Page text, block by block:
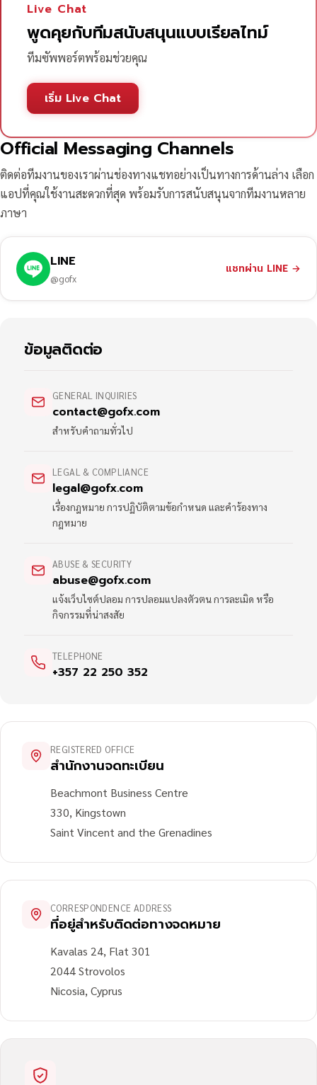
Live Chat
พูดคุยกับทีมสนับสนุนแบบเรียลไทม์
ทีมซัพพอร์ตพร้อมช่วยคุณ
เริ่ม Live Chat
Official Messaging Channels
ติดต่อทีมงานของเราผ่านช่องทางแชทอย่างเป็นทางการด้านล่าง เลือก
แอปที่คุณใช้งานสะดวกที่สุด พร้อมรับการสนับสนุนจากทีมงานหลาย
ภาษา
LINE
@gofx
แชทผ่าน LINE →
ข้อมูลติดต่อ
GENERAL INQUIRIES
contact@gofx.com
สำหรับคำถามทั่วไป
LEGAL & COMPLIANCE
legal@gofx.com
เรื่องกฎหมาย การปฏิบัติตามข้อกำหนด และคำร้องทาง
กฎหมาย
ABUSE & SECURITY
abuse@gofx.com
แจ้งเว็บไซต์ปลอม การปลอมแปลงตัวตน การละเมิด หรือ
กิจกรรมที่น่าสงสัย
TELEPHONE
+357 22 250 352
REGISTERED OFFICE
สำนักงานจดทะเบียน
Beachmont Business Centre
330, Kingstown
Saint Vincent and the Grenadines
CORRESPONDENCE ADDRESS
ที่อยู่สำหรับติดต่อทางจดหมาย
Kavalas 24, Flat 301
2044 Strovolos
Nicosia, Cyprus